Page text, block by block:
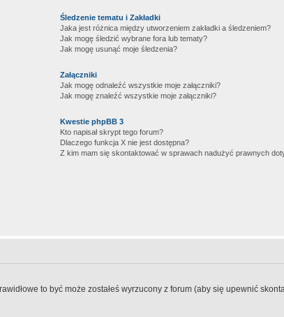
Śledzenie tematu i Zakładki
Jaka jest różnica między utworzeniem zakładki a śledzeniem?
Jak mogę śledzić wybrane fora lub tematy?
Jak mogę usunąć moje śledzenia?
Załączniki
Jak mogę odnaleźć wszystkie moje załączniki?
Jak mogę znaleźć wszystkie moje załączniki?
Kwestie phpBB 3
Kto napisał skrypt tego forum?
Dlaczego funkcja X nie jest dostępna?
Z kim mam się skontaktować w sprawach nadużyć prawnych
to być może zostałeś wyrzucony z forum (aby się upewnić